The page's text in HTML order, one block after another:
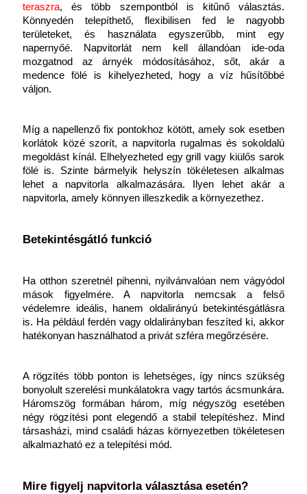
teraszra, és több szempontból is kitűnő választás.
Könnyedén telepíthető, flexibilisen fed le nagyobb
területeket, és használata egyszerűbb, mint egy
napernyőé. Napvitorlát nem kell állandóan ide-oda
mozgatnod az árnyék módosításához, sőt, akár a
medence fölé is kihelyezheted, hogy a víz hűsítőbbé
váljon.
Míg a napellenző fix pontokhoz kötött, amely sok esetben
korlátok közé szorít, a napvitorla rugalmas és sokoldalú
megoldást kínál. Elhelyezheted egy grill vagy kiülős sarok
fölé is. Szinte bármelyik helyszín tökéletesen alkalmas
lehet a napvitorla alkalmazására. Ilyen lehet akár a
napvitorla, amely könnyen illeszkedik a környezethez.
Betekintésgátló funkció
Ha otthon szeretnél pihenni, nyilvánvalóan nem vágyódol
mások figyelmére. A napvitorla nemcsak a felső
védelemre ideális, hanem oldalirányú betekintésgátlásra
is. Ha például ferdén vagy oldalirányban feszíted ki, akkor
hatékonyan használhatod a privát szféra megőrzésére.
A rögzítés több ponton is lehetséges, így nincs szükség
bonyolult szerelési munkálatokra vagy tartós ácsmunkára.
Háromszög formában három, míg négyszög esetében
négy rögzítési pont elegendő a stabil telepítéshez. Mind
társasházi, mind családi házas környezetben tökéletesen
alkalmazható ez a telepítési mód.
Mire figyelj napvitorla választása esetén?